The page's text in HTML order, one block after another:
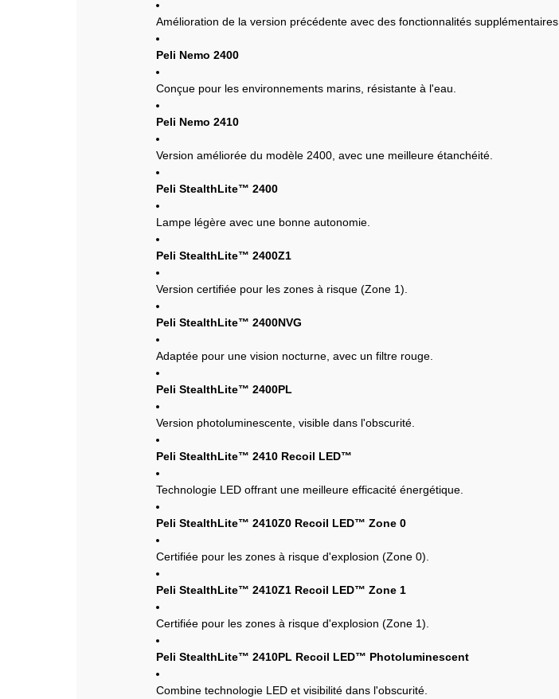
Amélioration de la version précédente avec des fonctionnalités supplémentaires.
Peli Nemo 2400
Conçue pour les environnements marins, résistante à l'eau.
Peli Nemo 2410
Version améliorée du modèle 2400, avec une meilleure étanchéité.
Peli StealthLite™ 2400
Lampe légère avec une bonne autonomie.
Peli StealthLite™ 2400Z1
Version certifiée pour les zones à risque (Zone 1).
Peli StealthLite™ 2400NVG
Adaptée pour une vision nocturne, avec un filtre rouge.
Peli StealthLite™ 2400PL
Version photoluminescente, visible dans l'obscurité.
Peli StealthLite™ 2410 Recoil LED™
Technologie LED offrant une meilleure efficacité énergétique.
Peli StealthLite™ 2410Z0 Recoil LED™ Zone 0
Certifiée pour les zones à risque d'explosion (Zone 0).
Peli StealthLite™ 2410Z1 Recoil LED™ Zone 1
Certifiée pour les zones à risque d'explosion (Zone 1).
Peli StealthLite™ 2410PL Recoil LED™ Photoluminescent
Combine technologie LED et visibilité dans l'obscurité.